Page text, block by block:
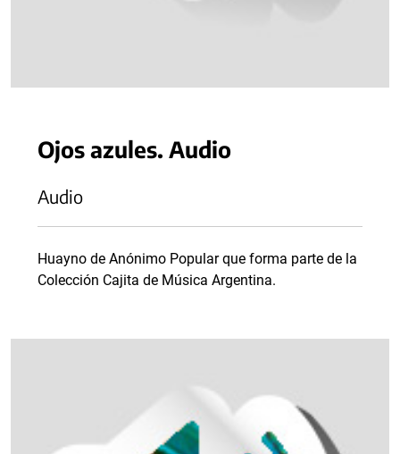
Ojos azules. Audio
Audio
Huayno de Anónimo Popular que forma parte de la
Colección Cajita de Música Argentina.